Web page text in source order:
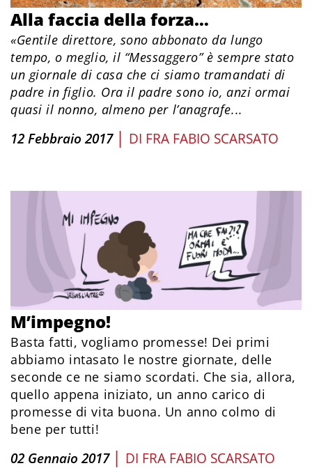
Alla faccia della forza…
«Gentile direttore, sono abbonato da lungo
tempo, o meglio, il “Messaggero” è sempre stato
un giornale di casa che ci siamo tramandati di
padre in figlio. Ora il padre sono io, anzi ormai
quasi il nonno, almeno per l’anagrafe...
12 Febbraio 2017 | DI FRA FABIO SCARSATO
M’impegno!
Basta fatti, vogliamo promesse! Dei primi
abbiamo intasato le nostre giornate, delle
seconde ce ne siamo scordati. Che sia, allora,
quello appena iniziato, un anno carico di
promesse di vita buona. Un anno colmo di
bene per tutti!
02 Gennaio 2017 | DI FRA FABIO SCARSATO